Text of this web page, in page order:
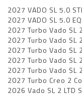
2027 VADO SL 5.0
2027 VADO SL 5.0
2027 Turbo Vado SL
2027 Turbo Vado SL
2027 Turbo Vado SL
2027 Turbo Vado SL
2027 Turbo Vado SL
2027 Turbo Creo 2
2026 Vado SL 2 LTD